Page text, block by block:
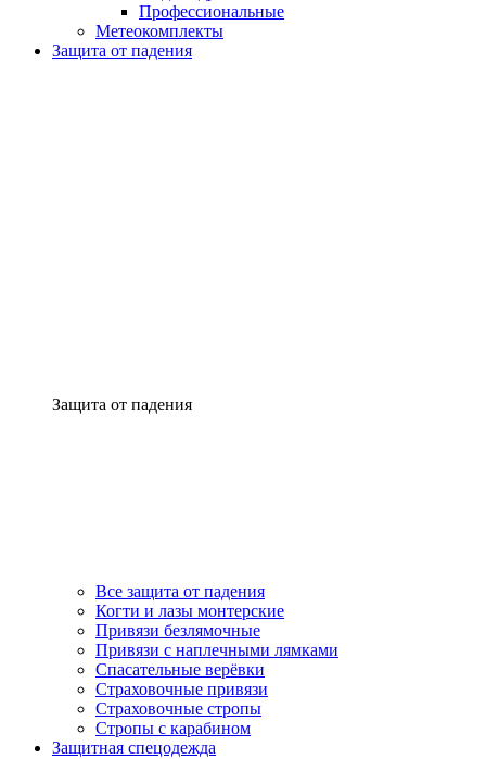
Профессиональные
Метеокомплекты
Защита от падения
Защита от падения
Все защита от падения
Когти и лазы монтерские
Привязи безлямочные
Привязи с наплечными лямками
Спасательные верёвки
Страховочные привязи
Страховочные стропы
Стропы с карабином
Защитная спецодежда